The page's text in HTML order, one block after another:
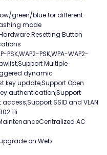
green/blue for different
mode
Resetting Button
PSK,WAP2-PSK,WPA-WAP2-
Multiple
dynamic
update,Support Open
authentication,Support
SSID and VLAN
Centralized AC
on Web